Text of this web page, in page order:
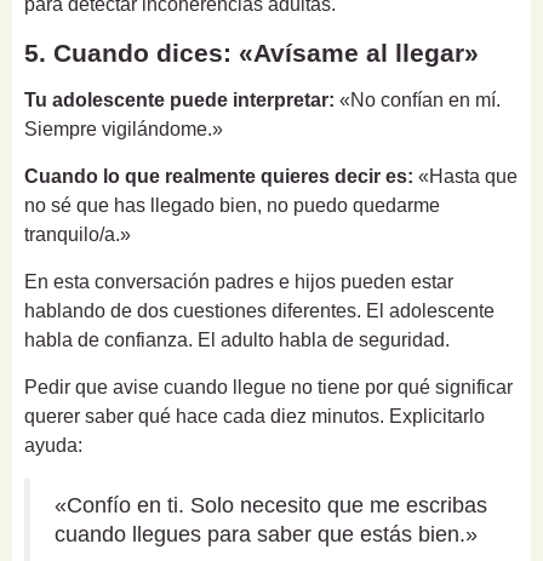
5. Cuando dices: «Avísame al llegar»
Tu adolescente puede interpretar: «No confían en mí.
Siempre vigilándome.»
Cuando lo que realmente quieres decir es: «Hasta que
no sé que has llegado bien, no puedo quedarme
tranquilo/a.»
En esta conversación padres e hijos pueden estar
hablando de dos cuestiones diferentes. El adolescente
habla de confianza. El adulto habla de seguridad.
Pedir que avise cuando llegue no tiene por qué significar
querer saber qué hace cada diez minutos. Explicitarlo
ayuda:
«Confío en ti. Solo necesito que me escribas
cuando llegues para saber que estás bien.»